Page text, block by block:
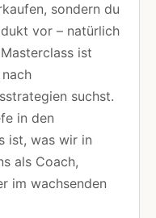
sondern du
vor – natürlich
ist
suchst.
in den
ist, was wir in
als Coach,
im wachsenden